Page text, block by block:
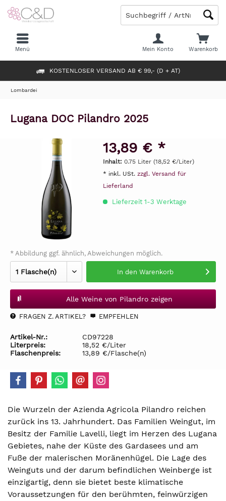
KOSTENLOSER VERSAND AB € 99,- (D + AT)
Warenkorb
Mein Konto
Menü
Lombardei
Lugana DOC Pilandro 2025
13,89 € *
Inhalt: 0.75 Liter (18,52 €/Liter)
* inkl. USt. zzgl. Versand für
Lieferland
Lieferzeit 1-3 Werktage
* Abbildung ggf. ähnlich, Abweichungen möglich.
In den Warenkorb
Alle Weine von Pilandro zeigen
FRAGEN Z. ARTIKEL? EMPFEHLEN
Artikel-Nr.:
CD97228
Literpreis:
18,52 €/Liter
Flaschenpreis:
13,89 €/Flasche(n)
Die Wurzeln der Azienda Agricola Pilandro reichen
zurück ins 13. Jahrhundert. Das Familien Weingut, im
Besitz der Familie Lavelli, liegt im Herzen des Lugana
Gebietes, nahe der Küste des Gardasees und am
Fuße der malerischen Moränenhügel. Die Lage des
Weinguts und der darum befindlichen Weinberge ist
einzigartig, denn sie bietet beste klimatische
Voraussetzungen für den berühmten, feinwürzigen